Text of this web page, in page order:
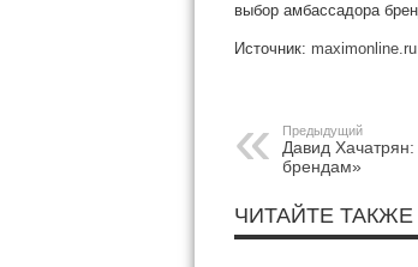
выбор амбассадора
Источник: maximonline.ru
Предыдущий
Давид
брендам»
ЧИТАЙТЕ ТАКЖЕ